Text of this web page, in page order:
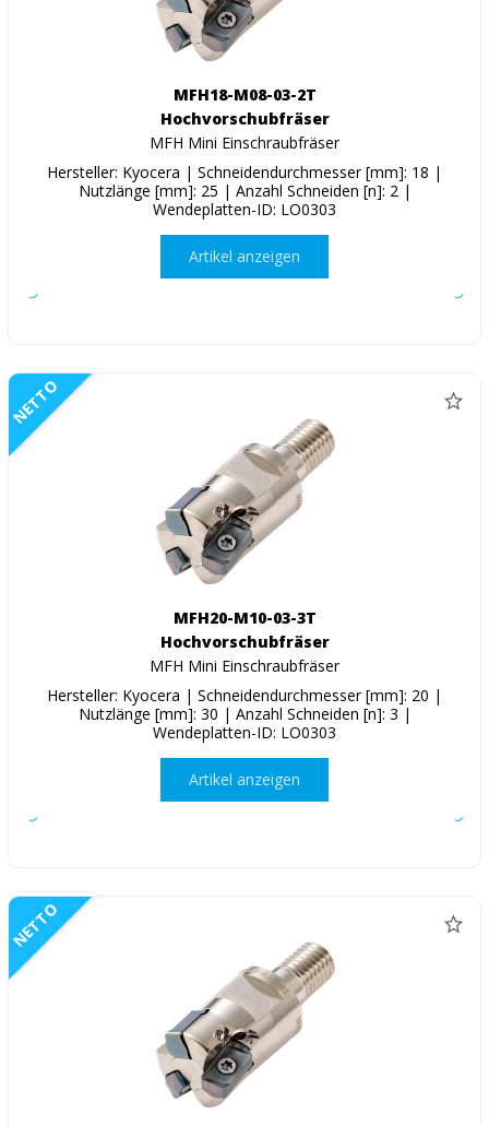
MFH18-M08-03-2T
Hochvorschubfräser
MFH Mini Einschraubfräser
Hersteller: Kyocera | Schneidendurchmesser [mm]: 18 |
Nutzlänge [mm]: 25 | Anzahl Schneiden [n]: 2 |
Wendeplatten-ID: LO0303
Artikel anzeigen
NETTO
MFH20-M10-03-3T
Hochvorschubfräser
MFH Mini Einschraubfräser
Hersteller: Kyocera | Schneidendurchmesser [mm]: 20 |
Nutzlänge [mm]: 30 | Anzahl Schneiden [n]: 3 |
Wendeplatten-ID: LO0303
Artikel anzeigen
NETTO